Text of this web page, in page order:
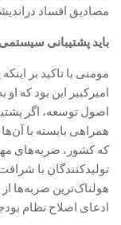
مصادیق افساد
باید پشتیبانی
مومنی با تاکید بر
امیرکبیر این بود که
اصول توسعه، اگر
همراهی بایسته با
که کشور، ضربه‌های
تولیدکنندگان با
هولناک‌ترین ضربه‌ها
ادعای اصلاح نظام